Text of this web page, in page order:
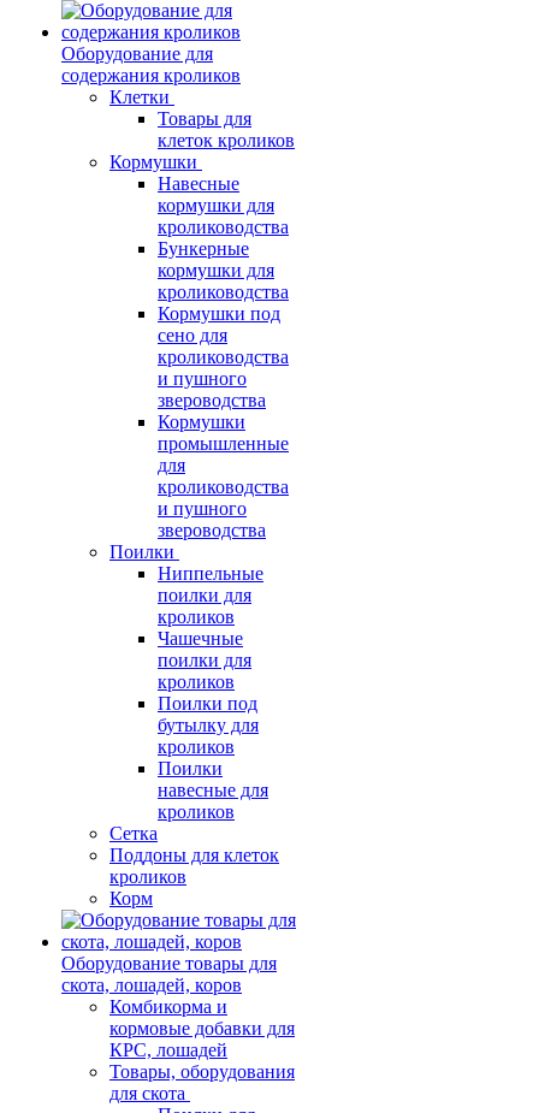
Оборудование для
содержания кроликов
Клетки
Товары для
клеток кроликов
Кормушки
Навесные
кормушки для
кролиководства
Бункерные
кормушки для
кролиководства
Кормушки под
сено для
кролиководства
и пушного
звероводства
Кормушки
промышленные
для
кролиководства
и пушного
звероводства
Поилки
Ниппельные
поилки для
кроликов
Чашечные
поилки для
кроликов
Поилки под
бутылку для
кроликов
Поилки
навесные для
кроликов
Сетка
Поддоны для клеток
кроликов
Корм
Оборудование товары для
скота, лошадей, коров
Комбикорма и
кормовые добавки для
КРС, лошадей
Товары, оборудования
для скота